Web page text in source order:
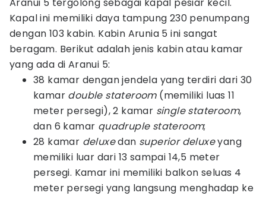
Kapal ini memiliki daya tampung 230 penumpang
dengan 103 kabin. Kabin Arunia 5 ini sangat
beragam. Berikut adalah jenis kabin atau kamar
yang ada di Aranui 5:
38 kamar dengan jendela yang terdiri dari 30
kamar double stateroom(memiliki luas 11
meter persegi), 2 kamar single stateroom,
dan 6 kamar quadruple stateroom;
28 kamar deluxedan superior deluxeyang
memiliki luar dari 13 sampai 14,5 meter
persegi. Kamar ini memiliki balkon seluas 4
meter persegi yang langsung menghadap ke